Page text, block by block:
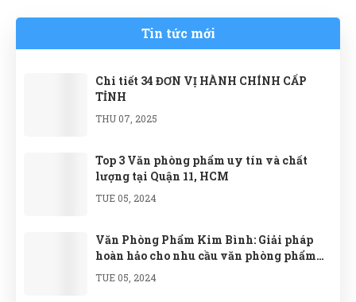
Tin tức mới
Chi tiết 34 ĐƠN VỊ HÀNH CHÍNH CẤP
TỈNH
THU 07, 2025
Top 3 Văn phòng phẩm uy tín và chất
lượng tại Quận 11, HCM
TUE 05, 2024
Văn Phòng Phẩm Kim Bình: Giải pháp
hoàn hảo cho nhu cầu văn phòng phẩm
của doanh nghiệp
TUE 05, 2024